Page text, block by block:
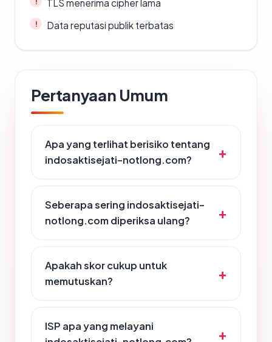
TLS menerima cipher lama
Data reputasi publik terbatas
Pertanyaan Umum
Apa yang terlihat berisiko tentang
indosaktisejati-notlong.com?
Seberapa sering indosaktisejati-
notlong.com diperiksa ulang?
Apakah skor cukup untuk
memutuskan?
ISP apa yang melayani